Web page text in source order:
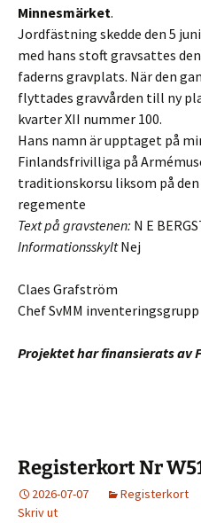
Minnesmärket.
Jordfästning skedde den 5
med hans stoft gravsattes
faderns gravplats. När den
flyttades gravvården till ny
kvarter XII nummer 100.
Hans namn är upptaget på
Finlandsfrivilliga på
traditionskorsu liksom på
regemente
Text på gravstenen: N E
InformationsskyltNej
Claes Grafström
Chef SvMM inventeringsgrupp
Projektet har finansierats av
Registerkort Nr
2026-07-07 Registerkort
Skriv ut